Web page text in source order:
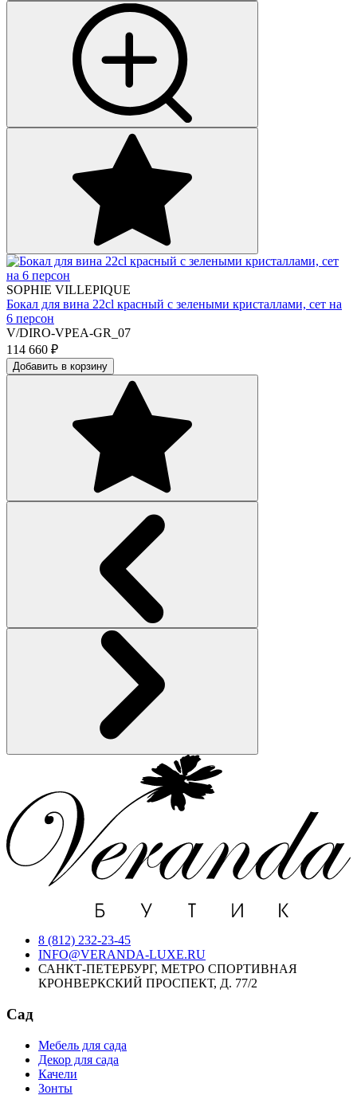
SOPHIE VILLEPIQUE
Бокал для вина 22cl красный с зелеными кристаллами, сет на
6 персон
V/DIRO-VPEA-GR_07
114 660 ₽
Добавить в корзину
8 (812) 232-23-45
INFO@VERANDA-LUXE.RU
САНКТ-ПЕТЕРБУРГ, МЕТРО СПОРТИВНАЯ
КРОНВЕРКСКИЙ ПРОСПЕКТ, Д. 77/2
Сад
Мебель для сада
Декор для сада
Качели
Зонты